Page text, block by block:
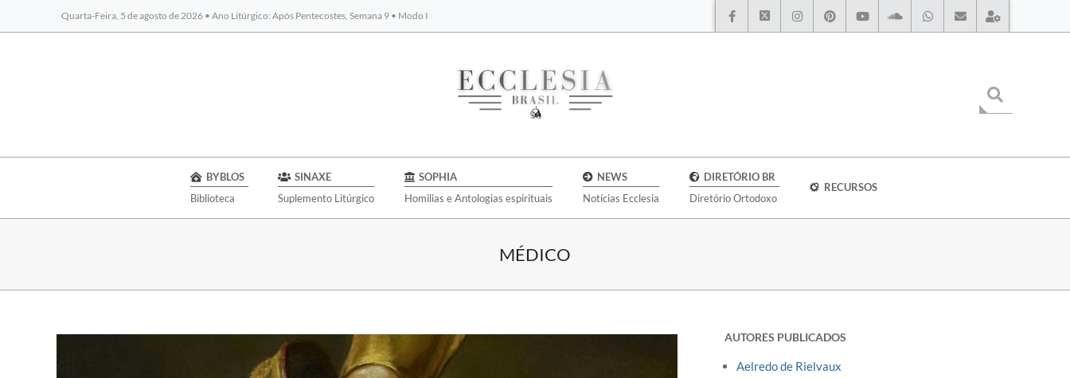
Quarta-Feira, 5 de agosto de 2026 • Ano Litúrgico: Após Pentecostes, Semana 9 • Modo I
BYBLOS
BYBLOS
Biblioteca
SINAXE
Suplemento Litúrgico
SOPHIA
Homilias e Antologias espirituais
NEWS
Notícias Ecclesia
DIRETÓRIO BR
Diretório Ortodoxo
RECURSOS
MÉDICO
AUTORES PUBLICADOS
Aelredo de Rielvaux